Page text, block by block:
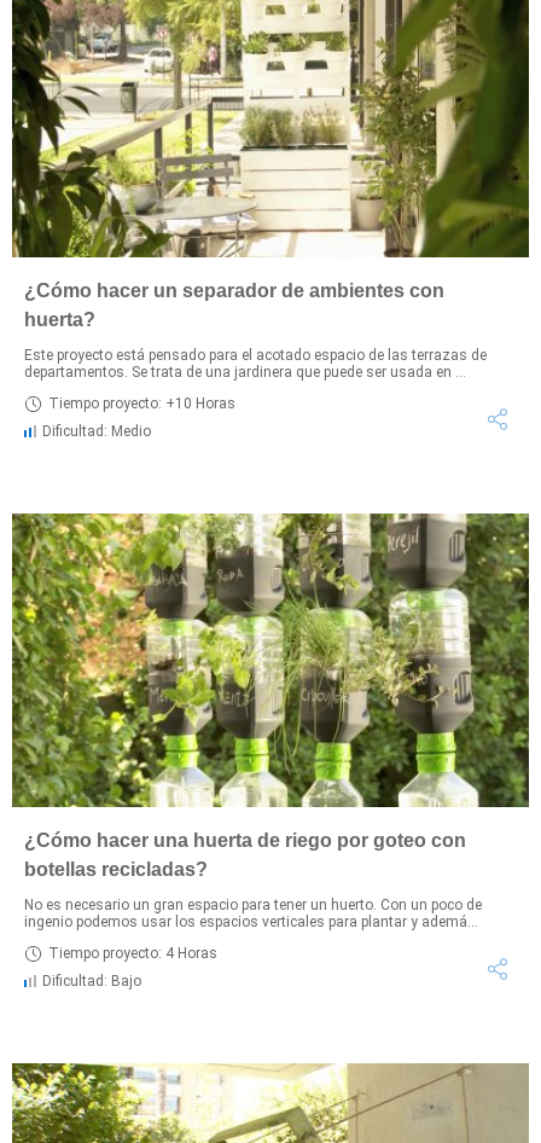
¿Cómo hacer un separador de ambientes con
huerta?
Este proyecto está pensado para el acotado espacio de las terrazas de
departamentos. Se trata de una jardinera que puede ser usada en ...
Tiempo proyecto: +10 Horas
Dificultad: Medio
¿Cómo hacer una huerta de riego por goteo con
botellas recicladas?
No es necesario un gran espacio para tener un huerto. Con un poco de
ingenio podemos usar los espacios verticales para plantar y ademá...
Tiempo proyecto: 4 Horas
Dificultad: Bajo